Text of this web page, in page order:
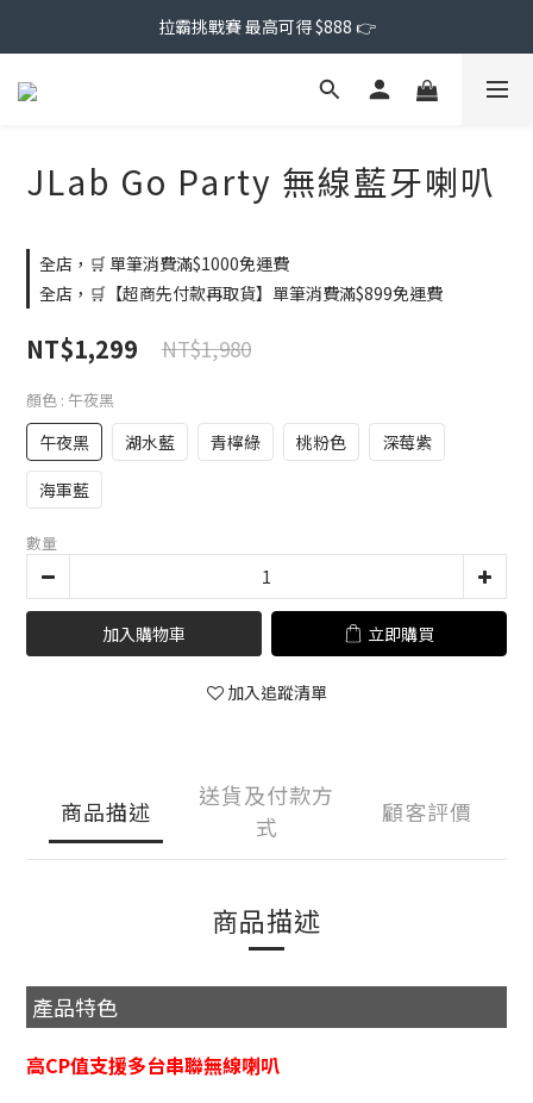
拉霸挑戰賽 最高可得 $888 👉
JLab Go Party 無線藍牙喇叭
全店，🛒 單筆消費滿$1000免運費
全店，🛒【超商先付款再取貨】單筆消費滿$899免運費
NT$1,299 NT$1,980
顏色 : 午夜黑
午夜黑 湖水藍 青檸綠 桃粉色
深莓紫
海軍藍
數量
加入購物車 立即購買
加入追蹤清單
商品描述
送貨及付款方
式
顧客評價
商品描述
產品特色
高CP值支援多台串聯無線喇叭